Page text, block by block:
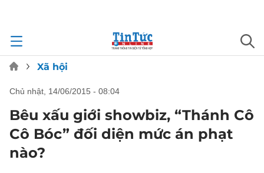
Xã hội
chủ nhật, 14/06/2015 - 08:04
Bêu xấu giới showbiz, “Thánh Cô
Cô Bóc” đối diện mức án phạt
nào?